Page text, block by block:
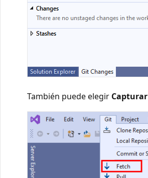
También puede elegir Capturar